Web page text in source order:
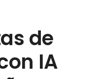
de
IA